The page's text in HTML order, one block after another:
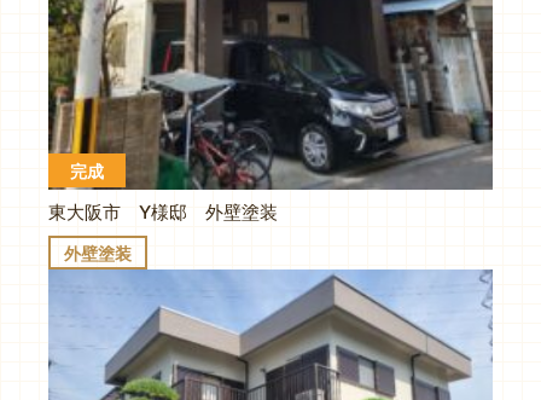
完成
東大阪市 Y様邸 外壁塗装
外壁塗装